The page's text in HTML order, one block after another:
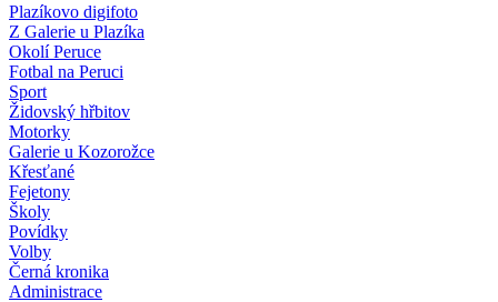
Plazíkovo digifoto
Z Galerie u Plazíka
Okolí Peruce
Fotbal na Peruci
Sport
Židovský hřbitov
Motorky
Galerie u Kozorožce
Křesťané
Fejetony
Školy
Povídky
Volby
Černá kronika
Administrace